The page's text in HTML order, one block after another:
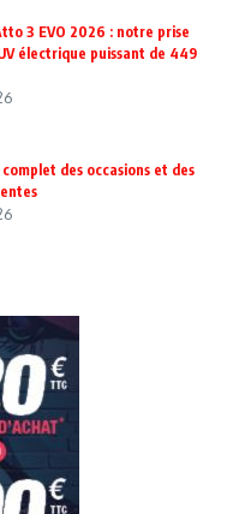
3 EVO 2026 : notre prise
électrique puissant de 449
des occasions et des